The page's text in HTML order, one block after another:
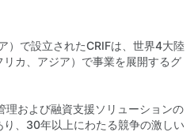
）で設立されたCRIFは、世界4大陸
リカ、アジア）で事業を展開するグ
理および融資支援ソリューションの
、30年以上にわたる競争の激しい